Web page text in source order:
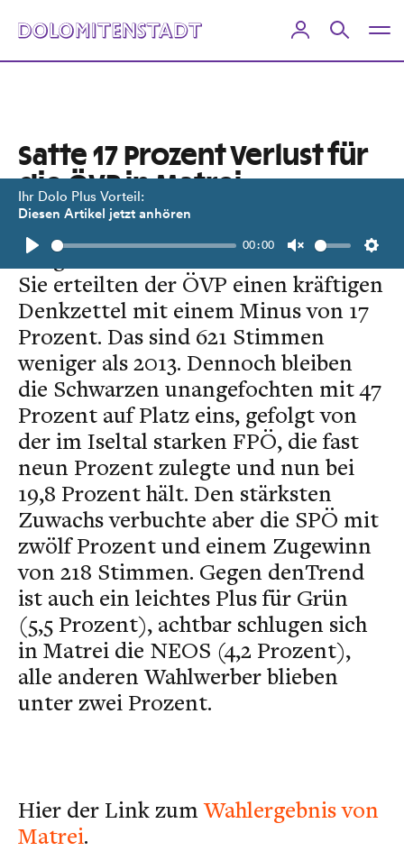
Ihr Dolo Plus Vorteil:
Diesen Artikel jetzt anhören
Play
00:00
Unmute
Satte 17 Prozent Verlust für
die ÖVP in Matrei
Gegen den Landestrend wählten die
BürgerInnen von Matrei in Osttirol.
Sie erteilten der ÖVP einen kräftigen
Denkzettel mit einem Minus von 17
Prozent. Das sind 621 Stimmen
weniger als 2013. Dennoch bleiben
die Schwarzen unangefochten mit 47
Prozent auf Platz eins, gefolgt von
der im Iseltal starken FPÖ, die fast
neun Prozent zulegte und nun bei
19,8 Prozent hält. Den stärksten
Zuwachs verbuchte aber die SPÖ mit
zwölf Prozent und einem Zugewinn
von 218 Stimmen. Gegen denTrend
ist auch ein leichtes Plus für Grün
(5,5 Prozent), achtbar schlugen sich
in Matrei die NEOS (4,2 Prozent),
alle anderen Wahlwerber blieben
unter zwei Prozent.
Hier der Link zumWahlergebnis von
Matrei.